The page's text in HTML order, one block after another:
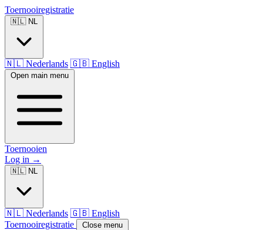
Toernooiregistratie
🇳🇱 NL
🇳🇱 Nederlands 🇬🇧 English
Open main menu
Toernooien
Log in →
🇳🇱 NL
🇳🇱 Nederlands 🇬🇧 English
Toernooiregistratie
Close menu